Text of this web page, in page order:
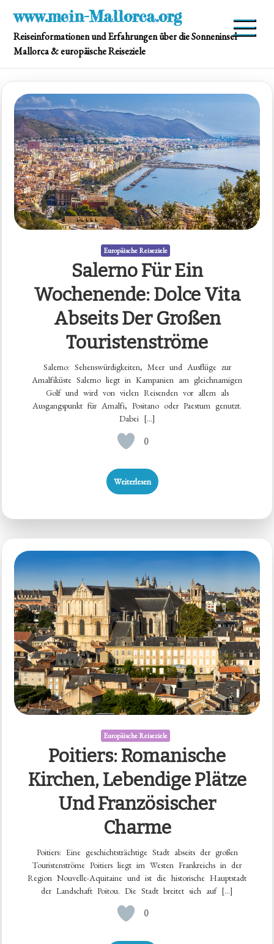
content
www.mein-Mallorca.org
Reiseinformationen und Erfahrungen über die Sonneninsel
Mallorca & europäische Reiseziele
Europäische Reiseziele
Salerno Für Ein
Wochenende: Dolce Vita
Abseits Der Großen
Touristenströme
Salerno: Sehenswürdigkeiten, Meer und Ausflüge zur
Amalfiküste Salerno liegt in Kampanien am gleichnamigen
Golf und wird von vielen Reisenden vor allem als
Ausgangspunkt für Amalfi, Positano oder Paestum genutzt.
Dabei […]
0
Weiterlesen
Europäische Reiseziele
Poitiers: Romanische
Kirchen, Lebendige Plätze
Und Französischer
Charme
Poitiers: Eine geschichtsträchtige Stadt abseits der großen
Touristenströme Poitiers liegt im Westen Frankreichs in der
Region Nouvelle-Aquitaine und ist die historische Hauptstadt
der Landschaft Poitou. Die Stadt breitet sich auf […]
0